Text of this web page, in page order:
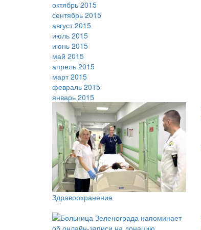
октябрь 2015
сентябрь 2015
август 2015
июль 2015
июнь 2015
май 2015
апрель 2015
март 2015
февраль 2015
январь 2015
Здравоохранение